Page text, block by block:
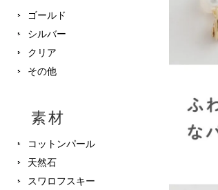
ゴールド
シルバー
クリア
その他
素材
コットンパール
天然石
スワロフスキー